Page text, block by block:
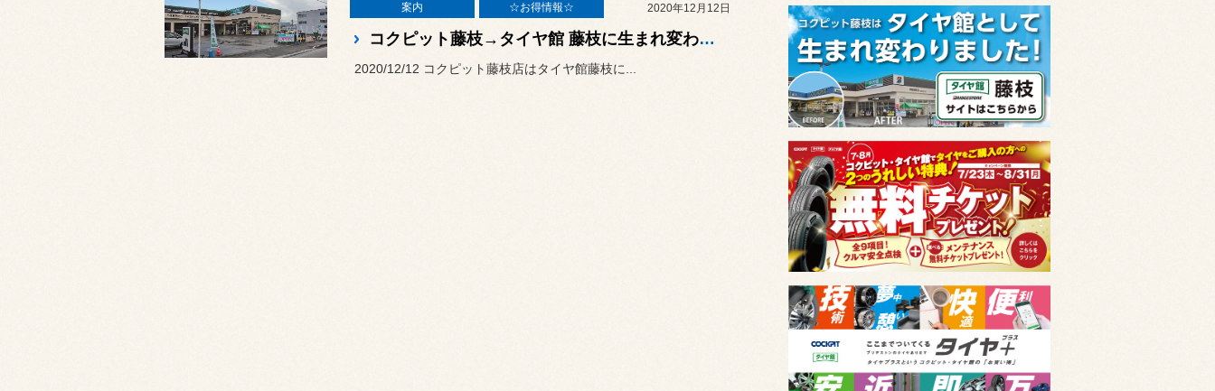
案内 ☆お得情報☆ 2020年12月12日
コクピット藤枝→タイヤ館 藤枝に生まれ変わりました！
2020/12/12 コクピット藤枝店はタイヤ館藤枝に...